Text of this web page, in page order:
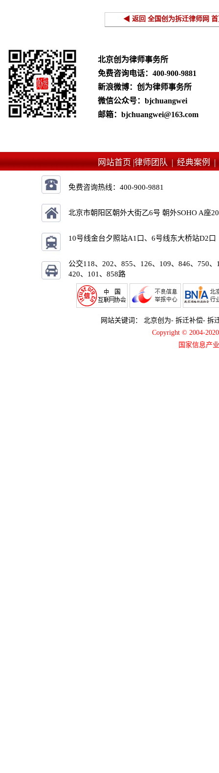
◀ 返回 全国创为拆迁律师网
北京创为律师事务所
免费咨询电话： 400-900-9881
新浪微博：创为律师事务所
微信公众号：bjchuangwei
邮箱：bjchuangwei@163.com
网站首页 |律师团队 |经典案例
免费咨询热线：400-900-9881
北京市朝阳区朝外大街乙6号 朝外SOHO A座
10号线金台夕照站A1口、6号线东大桥站D2口
公交118、202、855、126、109、846、750、
420、101、858路
网站关键词： 北京创为- 拆迁补偿- 拆
Copyright © 2004-
国家信息产